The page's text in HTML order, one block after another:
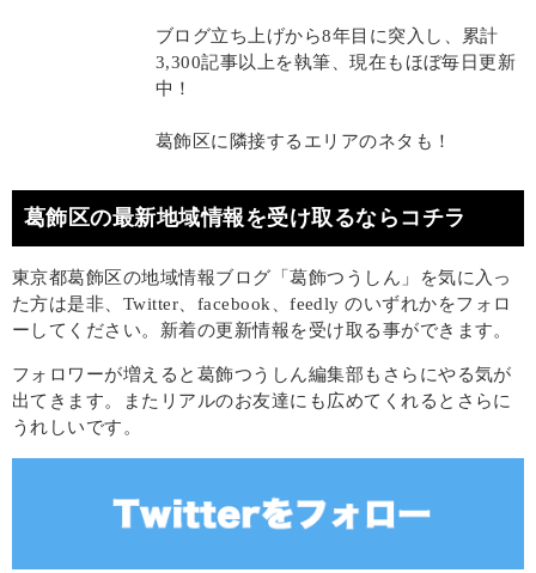
ブログ立ち上げから8年目に突入し、累計
3,300記事以上を執筆、現在もほぼ毎日更新
中！
葛飾区に隣接するエリアのネタも！
葛飾区の最新地域情報を受け取るならコチラ
東京都葛飾区の地域情報ブログ「葛飾つうしん」を気に入っ
た方は是非、Twitter、facebook、feedly のいずれかをフォロ
ーしてください。新着の更新情報を受け取る事ができます。
フォロワーが増えると葛飾つうしん編集部もさらにやる気が
出てきます。またリアルのお友達にも広めてくれるとさらに
うれしいです。